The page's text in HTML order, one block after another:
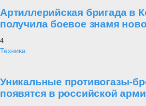
Артиллерийская бригада в
получила боевое знамя
4
Техника
Уникальные противогазы-
появятся в российской